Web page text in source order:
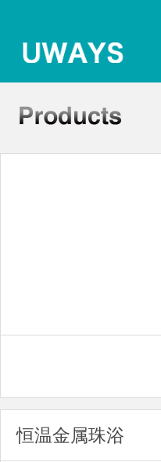
恒温金属珠浴